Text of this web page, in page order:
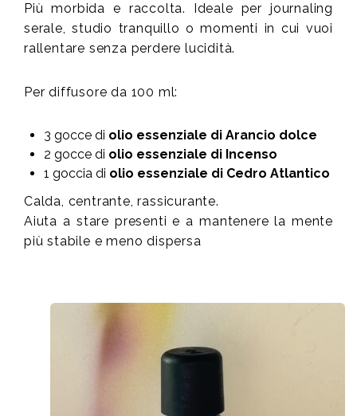
Più morbida e raccolta. Ideale per journaling
serale, studio tranquillo o momenti in cui vuoi
rallentare senza perdere lucidità.
Per diffusore da 100 ml:
3 gocce di olio essenziale di Arancio dolce
2 gocce di olio essenziale di Incenso
1 goccia di olio essenziale di Cedro Atlantico
Calda, centrante, rassicurante.
Aiuta a stare presenti e a mantenere la mente
più stabile e meno dispersa